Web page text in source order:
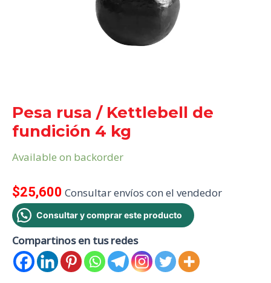
Pesa rusa / Kettlebell de
fundición 4 kg
Available on backorder
$25,600 Consultar envíos con el vendedor
Consultar y comprar este producto
Compartinos en tus redes